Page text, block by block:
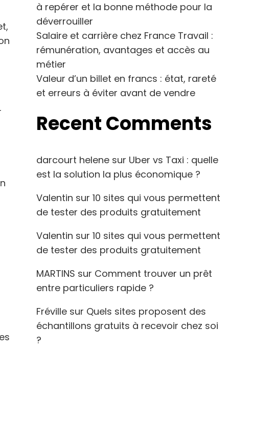
à repérer et la bonne méthode pour la
déverrouiller
Salaire et carrière chez France Travail :
rémunération, avantages et accès au
métier
Valeur d’un billet en francs : état, rareté
et erreurs à éviter avant de vendre
Recent Comments
darcourt helene sur Uber vs Taxi : quelle
est la solution la plus économique ?
Valentin sur 10 sites qui vous permettent
de tester des produits gratuitement
Valentin sur 10 sites qui vous permettent
de tester des produits gratuitement
MARTINS sur Comment trouver un prêt
entre particuliers rapide ?
Fréville sur Quels sites proposent des
échantillons gratuits à recevoir chez soi
?